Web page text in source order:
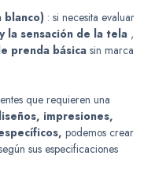
blanco) : si necesita evaluar
la sensación de la tela ,
prenda básica sin marca
que requieren una
impresiones,
podemos crear
sus especificaciones